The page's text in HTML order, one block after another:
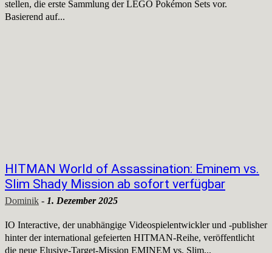
stellen, die erste Sammlung der LEGO Pokémon Sets vor.
Basierend auf...
HITMAN World of Assassination: Eminem vs.
Slim Shady Mission ab sofort verfügbar
Dominik - 1. Dezember 2025
IO Interactive, der unabhängige Videospielentwickler und -publisher
hinter der international gefeierten HITMAN-Reihe, veröffentlicht
die neue Elusive-Target-Mission EMINEM vs. Slim...